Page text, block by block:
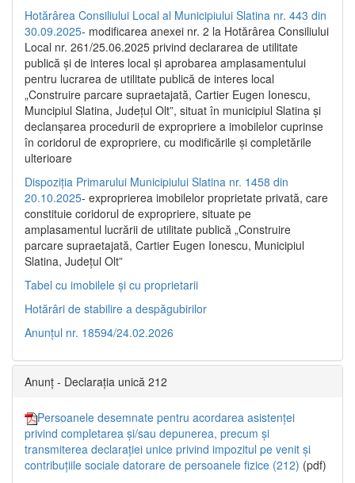
Hotărârea Consiliului Local al Municipiului Slatina nr. 443 din
30.09.2025- modificarea anexei nr. 2 la Hotărârea Consiliului
Local nr. 261/25.06.2025 privind declararea de utilitate
publică şi de interes local şi aprobarea amplasamentului
pentru lucrarea de utilitate publică de interes local
„Construire parcare supraetajată, Cartier Eugen Ionescu,
Muncipiul Slatina, Judeţul Olt”, situat în municipiul Slatina şi
declanşarea procedurii de expropriere a imobilelor cuprinse
în coridorul de expropriere, cu modificările şi completările
ulterioare
Dispoziția Primarului Municipiului Slatina nr. 1458 din
20.10.2025- exproprierea imobilelor proprietate privată, care
constituie coridorul de expropriere, situate pe
amplasamentul lucrării de utilitate publică „Construire
parcare supraetajată, Cartier Eugen Ionescu, Municipiul
Slatina, Județul Olt”
Tabel cu imobilele și cu proprietarii
Hotărâri de stabilire a despăgubirilor
Anunțul nr. 18594/24.02.2026
Anunț - Declarația unică 212
Persoanele desemnate pentru acordarea asistenței
privind completarea și/sau depunerea, precum și
transmiterea declarației unice privind impozitul pe venit și
contribuțiile sociale datorare de persoanele fizice (212) (pdf)